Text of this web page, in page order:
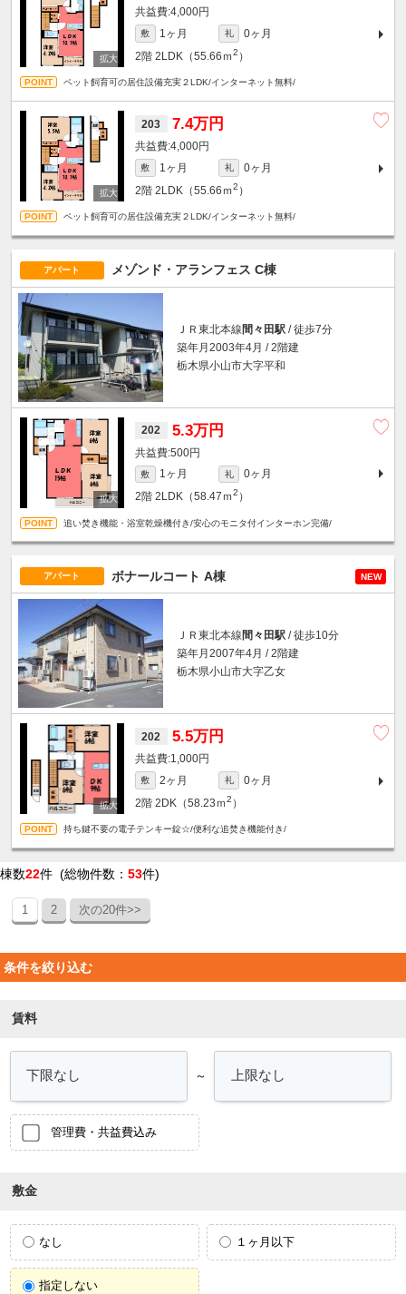
4,000円
敷 1ヶ月 礼
0ヶ月
2階 2LDK（55.66ｍ2 ）
ペット飼育可の居住設備充実２LDK/インターネット無料/
203 7.4万円
4,000円
敷 1ヶ月 礼
0ヶ月
2階 2LDK（55.66ｍ2 ）
ペット飼育可の居住設備充実２LDK/インターネット無料/
アパート メゾンド・アランフェス C棟
ＪＲ東北本線間々田駅 / 徒歩7分
築年月2003年4月 / 2階建
栃木県小山市大字平和
202 5.3万円
500円
敷 1ヶ月 礼
0ヶ月
2階 2LDK（58.47ｍ2 ）
追い焚き機能・浴室乾燥機付き/安心のモニタ付インターホン完備/
アパート ボナールコート A棟 NEW
ＪＲ東北本線 間々田駅 / 徒歩10分
築年月2007年4月 / 2階建
栃木県小山市大字乙女
202 5.5万円
1,000円
敷 2ヶ月 礼
0ヶ月
2階 2DK（58.23ｍ2 ）
持ち鍵不要の電子テンキー錠☆/便利な追焚き機能付き/
棟数22件 (総物件数： 53件)
1 2 次の20件>>
条件を絞り込む
賃料
～
管理費・共益費込み
敷金
なし １ヶ月以下
指定しない